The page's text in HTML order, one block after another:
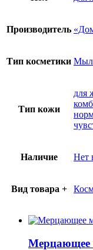
Производитель
Тип косметики
Тип кожи
для
Наличие Нет
Вид товара +
Мерцающее